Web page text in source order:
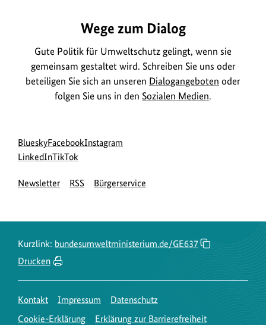
Wege zum Dialog
Gute Politik für Umweltschutz gelingt, wenn sie
gemeinsam gestaltet wird. Schreiben Sie uns oder
beteiligen Sie sich an unseren Dialogangeboten oder
folgen Sie uns in den Sozialen Medien.
Social
Media
Blueskyzur
Bluesky-
des
Facebookzur
des
Instagram
des
LinkedInzur
Seite
zur
Seite
TikTok
Newsletter RSS Bürgerservice
Kurzlink: bundesumweltministerium.de/GE637
Drucken
Kontakt Impressum
Datenschutz
Cookie-Erklärung
Erklärung zur Barrierefreiheit